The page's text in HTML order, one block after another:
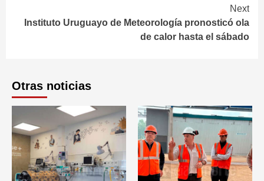
Next
Instituto Uruguayo de Meteorología pronosticó ola
de calor hasta el sábado
Otras noticias